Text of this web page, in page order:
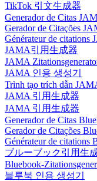
TikTok 引文生成器
Generador de Citas
Gerador de Citações
Générateur de citations
JAMA引用生成器
JAMA
JAMA 인용 생성기
Trình tạo trích dẫn
JAMA 引用生成器
JAMA 引用生成器
Generador de Citas
Gerador de Citações
Générateur de citations
ブルーブック引用生
Bluebook-
블루북 인용 생성기